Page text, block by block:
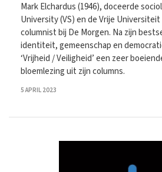
Mark Elchardus (1946), doceerde
University (VS) en de Vrije
columnist bij De Morgen. Na zijn
identiteit, gemeenschap en
‘Vrijheid / Veiligheid’ een zeer
bloemlezing uit zijn columns.
5 APRIL 2023